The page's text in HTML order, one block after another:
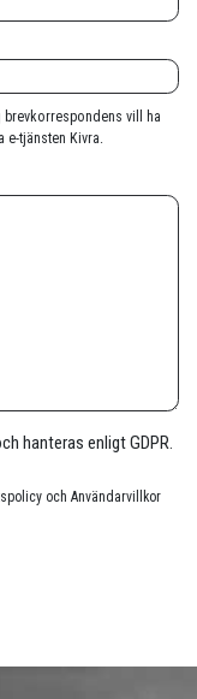
vill ha
tjänsten Kivra.
hanteras enligt GDPR.
ochAnvändarvillkor